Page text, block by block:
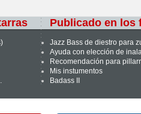
Publicado en los
Jazz Bass de diestro para
Ayuda con elección de
Recomendación para
Mis instumentos
Badass II